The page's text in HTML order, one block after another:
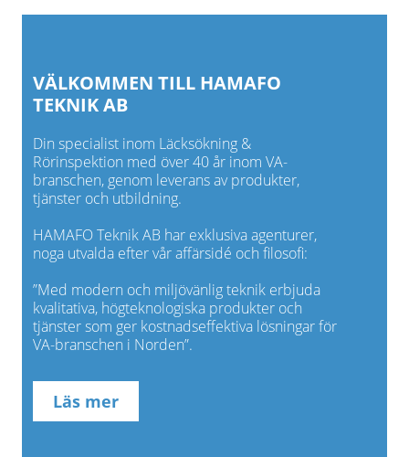
VÄLKOMMEN TILL HAMAFO
TEKNIK AB
Din specialist inom Läcksökning &
Rörinspektion med över 40 år inom VA-
branschen, genom leverans av produkter,
tjänster och utbildning.
HAMAFO Teknik AB har exklusiva agenturer,
noga utvalda efter vår affärsidé och filosofi:
”Med modern och miljövänlig teknik erbjuda
kvalitativa, högteknologiska produkter och
tjänster som ger kostnadseffektiva lösningar för
VA-branschen i Norden”.
Läs mer